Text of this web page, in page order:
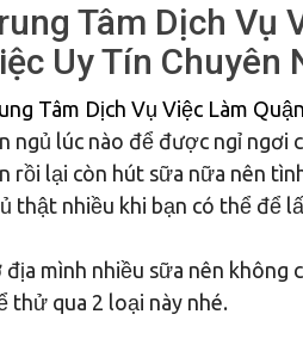
Tâm Dịch Vụ
Uy Tín Chuyên
Tâm Dịch Vụ Việc Làm
ngủ lúc nào để được ngỉ ngơi
rồi lại còn hút sữa nữa nên
thật nhiều khi bạn có thể để
địa mình nhiều sữa nên không
thử qua 2 loại này nhé.